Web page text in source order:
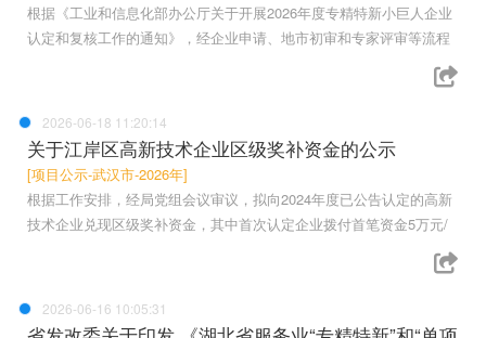
根据《工业和信息化部办公厅关于开展2026年度专精特新小巨人企业
认定和复核工作的通知》，经企业申请、地市初审和专家评审等流程
2026-06-18 11:20:14
关于江岸区高新技术企业区级奖补资金的公示
[项目公示-武汉市-2026年]
根据工作安排，经局党组会议审议，拟向2024年度已公告认定的高新
技术企业兑现区级奖补资金，其中首次认定企业拨付首笔资金5万元/
2026-06-16 10:05:31